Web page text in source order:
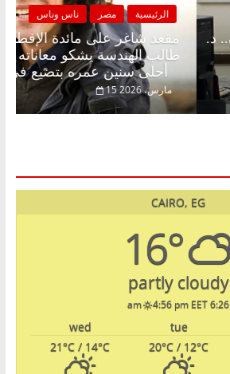
أحلى سنين عمره بتضيع في السجن
وبلكونة بلا زينة رمضان.. د.
اقتصادي في انتظار حلم
CAIRO, EG
16°
partly cloudy
6:26 am
4:56 pm EET
tue
wed
20°C / 12°C
21°C / 14°C